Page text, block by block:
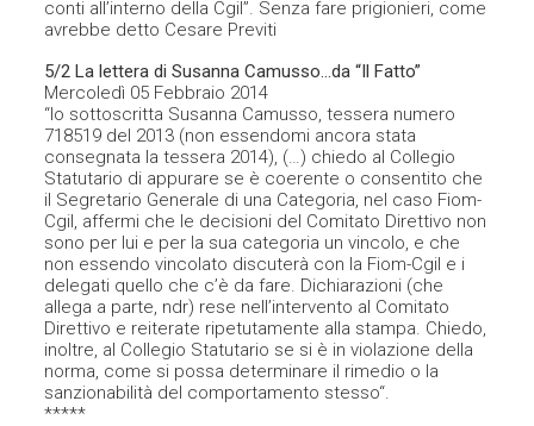
conti all’interno della Cgil”. Senza fare prigionieri, come
avrebbe detto Cesare Previti
5/2 La lettera di Susanna Camusso…da “Il Fatto”
Mercoledì 05 Febbraio 2014
“Io sottoscritta Susanna Camusso, tessera numero
718519 del 2013 (non essendomi ancora stata
consegnata la tessera 2014), (…) chiedo al Collegio
Statutario di appurare se è coerente o consentito che
il Segretario Generale di una Categoria, nel caso Fiom-
Cgil, affermi che le decisioni del Comitato Direttivo non
sono per lui e per la sua categoria un vincolo, e che
non essendo vincolato discuterà con la Fiom-Cgil e i
delegati quello che c’è da fare. Dichiarazioni (che
allega a parte, ndr) rese nell’intervento al Comitato
Direttivo e reiterate ripetutamente alla stampa. Chiedo,
inoltre, al Collegio Statutario se si è in violazione della
norma, come si possa determinare il rimedio o la
sanzionabilità del comportamento stesso“.
*****